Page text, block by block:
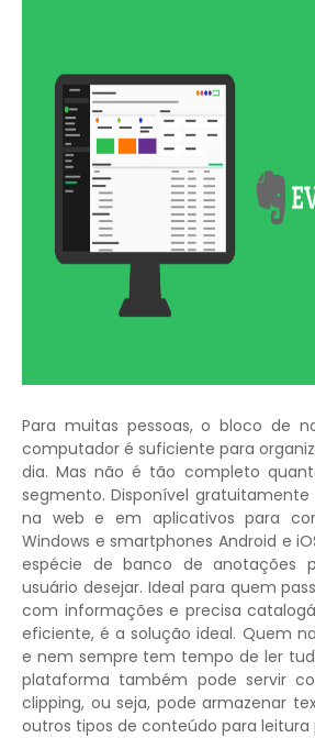
Para muitas pessoas, o bloco de
computador é suficiente para
dia. Mas não é tão completo
segmento. Disponível
na web e em aplicativos para
Windows e smartphones Android e
espécie de banco de anotações
usuário desejar. Ideal para quem
com informações e precisa
eficiente, é a solução ideal. Quem
e nem sempre tem tempo de ler
plataforma também pode servir
clipping, ou seja, pode armazenar
outros tipos de conteúdo para leitura